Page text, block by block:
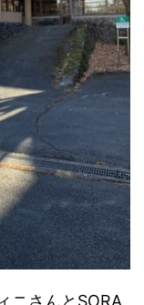
ニさんとSORA